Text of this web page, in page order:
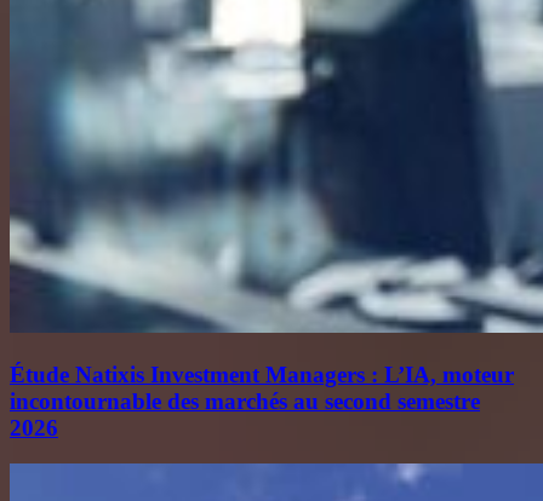
Étude Natixis Investment Managers : L’IA, moteur
incontournable des marchés au second semestre
2026